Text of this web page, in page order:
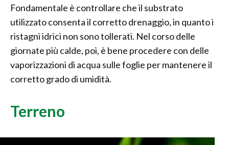
Fondamentale è controllare che il substrato
utilizzato consenta il corretto drenaggio, in quanto i
ristagni idrici non sono tollerati. Nel corso delle
giornate più calde, poi, è bene procedere con delle
vaporizzazioni di acqua sulle foglie per mantenere il
corretto grado di umidità.
Terreno